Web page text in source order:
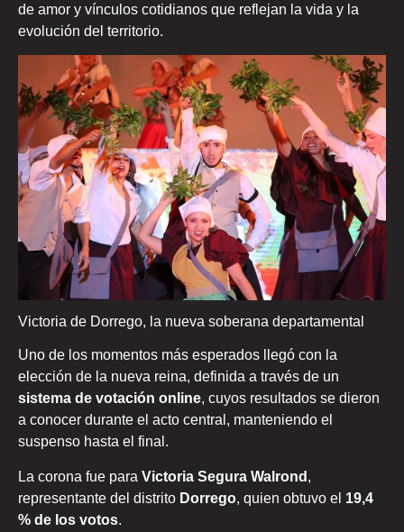
de amor y vínculos cotidianos que reflejan la vida y la
evolución del territorio.
Victoria de Dorrego, la nueva soberana departamental
Uno de los momentos más esperados llegó con la
elección de la nueva reina, definida a través de un
sistema de votación online, cuyos resultados se dieron
a conocer durante el acto central, manteniendo el
suspenso hasta el final.
La corona fue para Victoria Segura Walrond ,
representante del distrito Dorrego, quien obtuvo el 19,4
% de los votos.